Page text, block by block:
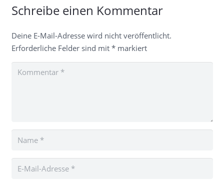
Schreibe einen Kommentar
Deine E-Mail-Adresse wird nicht veröffentlicht.
Erforderliche Felder sind mit *markiert